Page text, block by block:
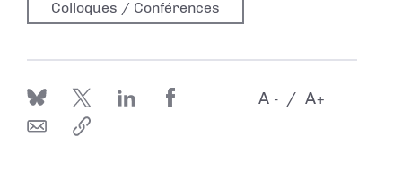
Colloques / Conférences
-
A +
A